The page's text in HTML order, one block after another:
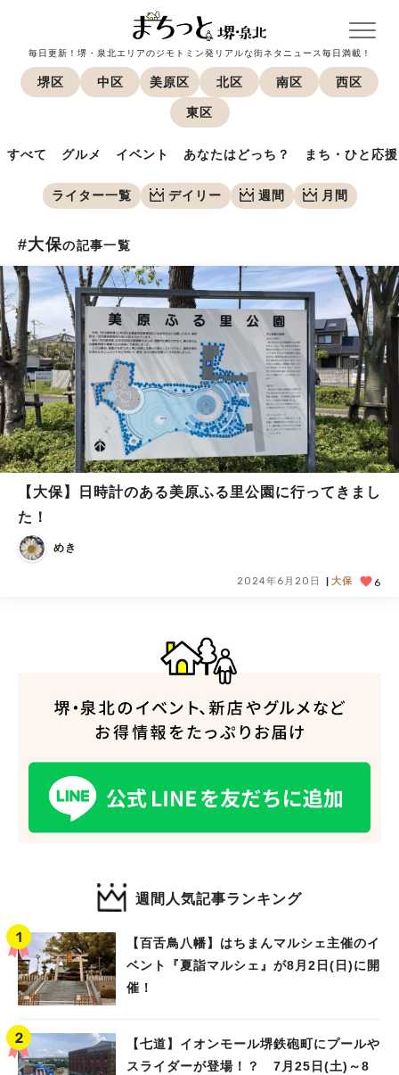
毎日更新！堺・泉北エリアのジモトミン発リアルな街ネタニュース毎日満載！
堺区 中区 美原区 北区 南区 西区
東区
すべて グルメ イベント あなたはどっち？ まち・ひと応援
ライター一覧 デイリー 週間 月間
#大保の記事一覧
【大保】日時計のある美原ふる里公園に行ってきまし
た！
めき
2024年6月20日 大保 6
週間人気記事ランキング
【百舌鳥八幡】はちまんマルシェ主催のイ
ベント『夏詣マルシェ』が8月2日(日)に開
催！
【七道】イオンモール堺鉄砲町にプールや
スライダーが登場！？ 7月25日(土)～8